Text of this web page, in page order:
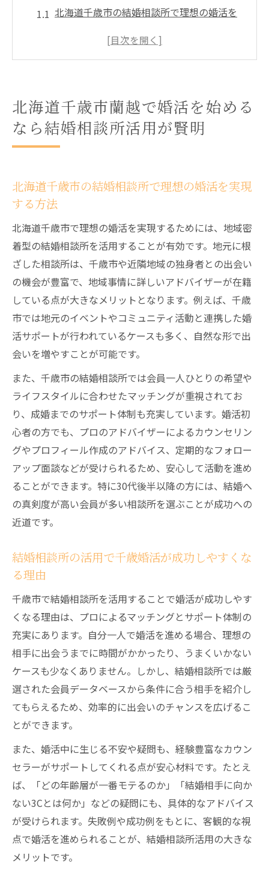
北海道千歳市の結婚相談所で理想の婚活を
結婚相談所の活用で千歳婚活が成功しやす
新常識
千歳の婚活で結婚相談所を上手に選ぶ秘訣
とは
イント
30代後半に特化した結婚相談所選びのポイント
を解説
30代後半向け結婚相談所選びで重視すべき
基準
結婚相談所が30代後半婚活に強い理由とそ
の特徴
30代後半の婚活成功に有効な結婚相談所の
サポート
結婚相談所で最適なパートナー探しを叶え
るコツ
30代後半の婚活に合う結婚相談所の見極め
方
地域密着型の結婚相談所が千歳市婚活を支える
理由
地域密着型結婚相談所が千歳市婚活で選ば
れる理由
千歳の結婚相談所ならではの地域サポート
結婚相談所の地域密着が婚活成否に与える
影響とは
押し
結婚相談所選びで地域密着型を選ぶメリッ
評判の悪い結婚相談所を見極めて安心婚活を叶
える方法
結婚相談所の評判を見極めて安心婚活を実
現する
評判の悪い結婚相談所を避けるチェックポ
イント
口コミでわかる結婚相談所選びの注意点と
落とし穴
信頼できる結婚相談所の選び方で婚活を安
全に進める
悪評の結婚相談所を避ける婚活者の実践的
北海道千歳市蘭越で婚活を始める
なら結婚相談所活用が賢明
北海道千歳市の結婚相談所で理想の婚活を実現
する方法
北海道千歳市で理想の婚活を実現するためには、地域密
着型の結婚相談所を活用することが有効です。地元に根
ざした相談所は、千歳市や近隣地域の独身者との出会い
の機会が豊富で、地域事情に詳しいアドバイザーが在籍
している点が大きなメリットとなります。例えば、千歳
市では地元のイベントやコミュニティ活動と連携した婚
活サポートが行われているケースも多く、自然な形で出
会いを増やすことが可能です。
また、千歳市の結婚相談所では会員一人ひとりの希望や
ライフスタイルに合わせたマッチングが重視されてお
り、成婚までのサポート体制も充実しています。婚活初
心者の方でも、プロのアドバイザーによるカウンセリン
グやプロフィール作成のアドバイス、定期的なフォロー
アップ面談などが受けられるため、安心して活動を進め
ることができます。特に30代後半以降の方には、結婚へ
の真剣度が高い会員が多い相談所を選ぶことが成功への
近道です。
結婚相談所の活用で千歳婚活が成功しやすくな
る理由
千歳市で結婚相談所を活用することで婚活が成功しやす
くなる理由は、プロによるマッチングとサポート体制の
充実にあります。自分一人で婚活を進める場合、理想の
相手に出会うまでに時間がかかったり、うまくいかない
ケースも少なくありません。しかし、結婚相談所では厳
選された会員データベースから条件に合う相手を紹介し
てもらえるため、効率的に出会いのチャンスを広げるこ
とができます。
また、婚活中に生じる不安や疑問も、経験豊富なカウン
セラーがサポートしてくれる点が安心材料です。たとえ
ば、「どの年齢層が一番モテるのか」「結婚相手に向か
ない3Cとは何か」などの疑問にも、具体的なアドバイス
が受けられます。失敗例や成功例をもとに、客観的な視
点で婚活を進められることが、結婚相談所活用の大きな
メリットです。